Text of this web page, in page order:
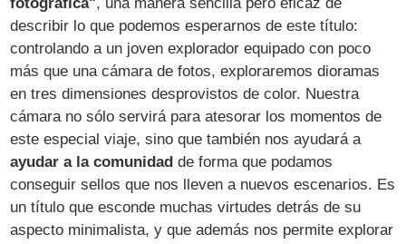
describir lo que podemos esperarnos de este título:
controlando a un joven explorador equipado con poco
más que una cámara de fotos, exploraremos dioramas
en tres dimensiones desprovistos de color. Nuestra
cámara no sólo servirá para atesorar los momentos de
este especial viaje, sino que también nos ayudará a
ayudar a la comunidad de forma que podamos
conseguir sellos que nos lleven a nuevos escenarios. Es
un título que esconde muchas virtudes detrás de su
aspecto minimalista, y que además nos permite explorar